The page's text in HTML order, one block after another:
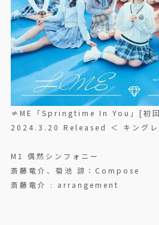
≠ME「Springtime In You」[初回
2024.3.20 Released ＜ キングレ
M1 偶然シンフォニー
斎藤竜介、菊池 諒：Compose
斎藤竜介 : arrangement